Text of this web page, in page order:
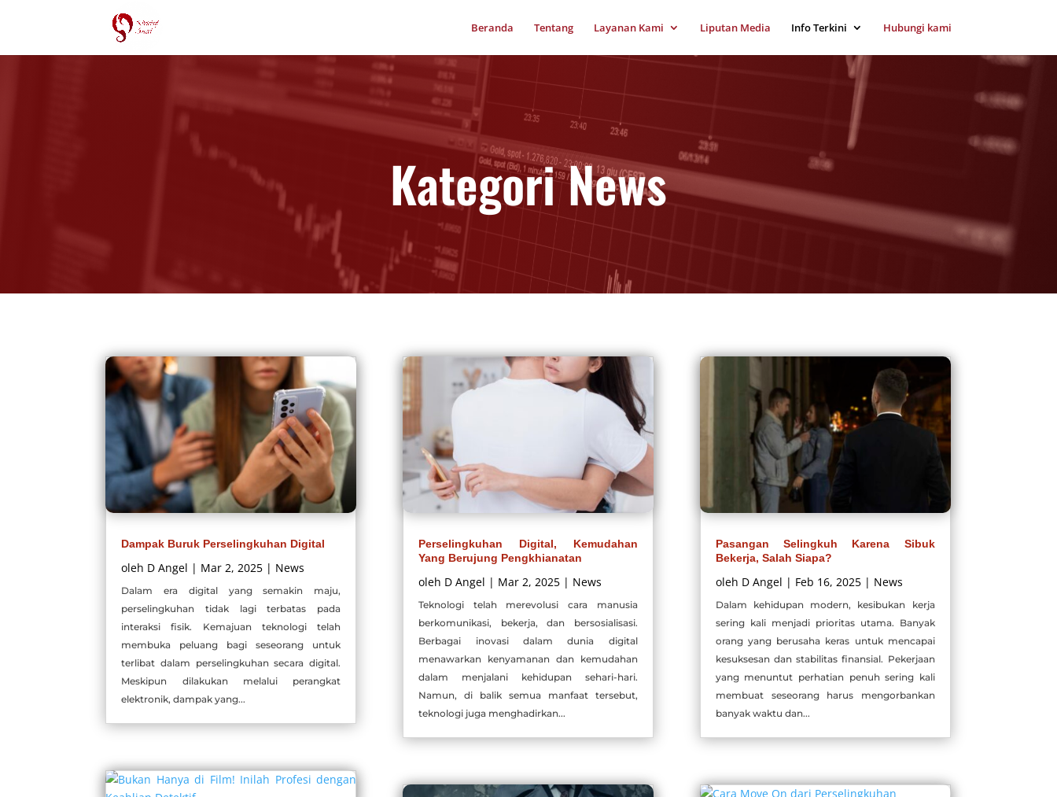
Beranda Tentang Layanan Kami Liputan Media Info Terkini Hubungi kami
Kategori News
Dampak Buruk Perselingkuhan Digital
oleh D Angel | Mar 2, 2025 | News
Dalam era digital yang semakin maju,
perselingkuhan tidak lagi terbatas pada
interaksi fisik. Kemajuan teknologi telah
membuka peluang bagi seseorang untuk
terlibat dalam perselingkuhan secara digital.
Meskipun dilakukan melalui perangkat
elektronik, dampak yang...
Perselingkuhan Digital, Kemudahan
Yang Berujung Pengkhianatan
oleh D Angel | Mar 2, 2025 | News
Teknologi telah merevolusi cara manusia
berkomunikasi, bekerja, dan bersosialisasi.
Berbagai inovasi dalam dunia digital
menawarkan kenyamanan dan kemudahan
dalam menjalani kehidupan sehari-hari.
Namun, di balik semua manfaat tersebut,
teknologi juga menghadirkan...
Pasangan Selingkuh Karena Sibuk
Bekerja, Salah Siapa?
oleh D Angel | Feb 16, 2025| News
Dalam kehidupan modern, kesibukan kerja
sering kali menjadi prioritas utama. Banyak
orang yang berusaha keras untuk mencapai
kesuksesan dan stabilitas finansial. Pekerjaan
yang menuntut perhatian penuh sering kali
membuat seseorang harus mengorbankan
banyak waktu dan...